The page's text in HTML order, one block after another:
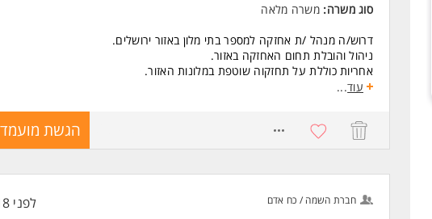
סוג משרה: משרה מלאה
דרוש/ה מנהל /ת אחזקה למספר בתי מלון באזור ירושלים.
ניהול והובלת תחום האחזקה באזור.
אחריות כוללת על תחזקוה שוטפת במלונות האזור.
בניית תוכניות עבודה ותחזוקה שנתיות.
ניהול תקציב אחזקה ובקרת עלויות.
טיפול בתקלות מורכבות ומתן מענה מקצועי בזמן אמת.
ניסיון קודם בניהול אחזקה - חובה
עוד...
הגשת
חברת השמה / כח אדם לפני 18 שעות